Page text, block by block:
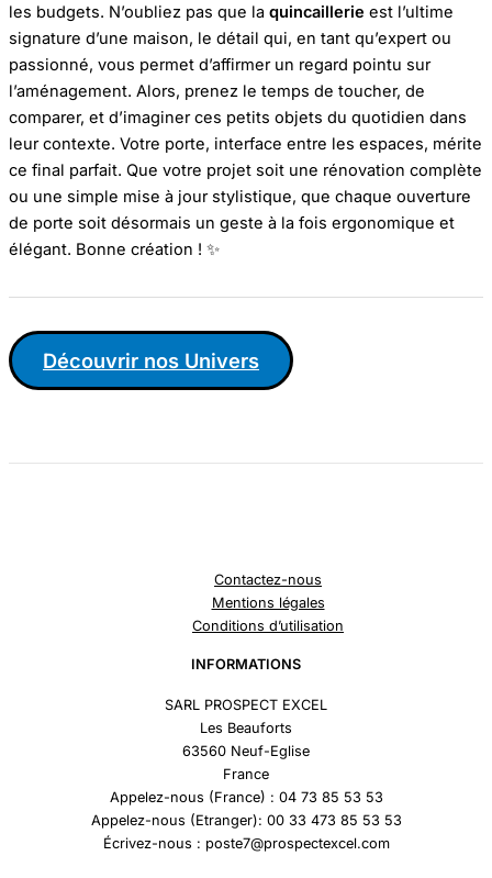
les budgets. N’oubliez pas que la quincaillerie est l’ultime
signature d’une maison, le détail qui, en tant qu’expert ou
passionné, vous permet d’affirmer un regard pointu sur
l’aménagement. Alors, prenez le temps de toucher, de
comparer, et d’imaginer ces petits objets du quotidien dans
leur contexte. Votre porte, interface entre les espaces, mérite
ce final parfait. Que votre projet soit une rénovation complète
ou une simple mise à jour stylistique, que chaque ouverture
de porte soit désormais un geste à la fois ergonomique et
élégant. Bonne création ! ✨
Découvrir nos Univers
Contactez-nous
Mentions légales
Conditions d’utilisation
INFORMATIONS
SARL PROSPECT EXCEL
Les Beauforts
63560 Neuf-Eglise
France
Appelez-nous (France) : 04 73 85 53 53
Appelez-nous (Etranger): 00 33 473 85 53 53
Écrivez-nous : poste7@prospectexcel.com